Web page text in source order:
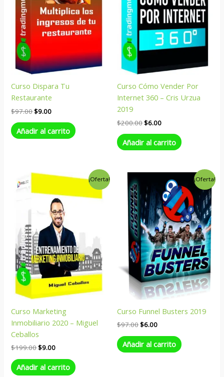
Curso Dispara Tu
Restaurante
$97.00$9.00
Añadir al carrito
Curso Cómo Vender Por
Internet 360 – Cris Urzua
2019
$200.00$6.00
Añadir al carrito
¡Oferta!
Curso Marketing
Inmobiliario 2020 – Miguel
Ceballos
$199.00
El
original
$199.00.
$9.00
El
actual
es:
$9.00.
Añadir al carrito
¡Oferta!
Curso Funnel Busters 2019
$97.00
original
era:
$97.00.
$6.00
precio
actual
es:
$6.00.
Añadir al carrito